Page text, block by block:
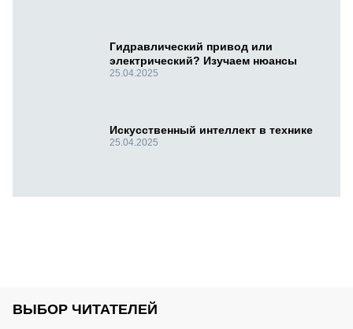
Гидравлический привод или
электрический? Изучаем нюансы
25.04.2025
Искусственный интеллект в технике
25.04.2025
ВЫБОР ЧИТАТЕЛЕЙ